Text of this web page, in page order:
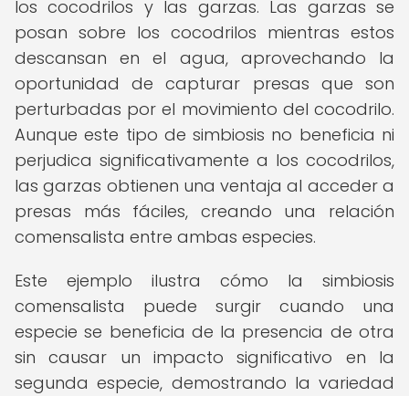
los cocodrilos y las garzas. Las garzas se
posan sobre los cocodrilos mientras estos
descansan en el agua, aprovechando la
oportunidad de capturar presas que son
perturbadas por el movimiento del cocodrilo.
Aunque este tipo de simbiosis no beneficia ni
perjudica significativamente a los cocodrilos,
las garzas obtienen una ventaja al acceder a
presas más fáciles, creando una relación
comensalista entre ambas especies.
Este ejemplo ilustra cómo la simbiosis
comensalista puede surgir cuando una
especie se beneficia de la presencia de otra
sin causar un impacto significativo en la
segunda especie, demostrando la variedad